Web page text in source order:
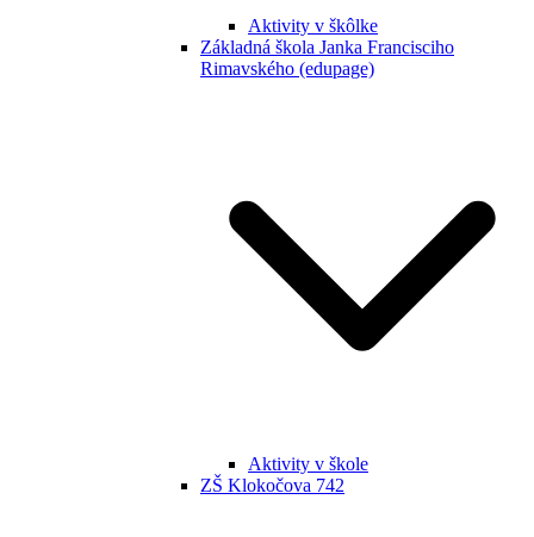
Aktivity v škôlke
Základná škola Janka Francisciho
Rimavského (edupage)
Aktivity v škole
ZŠ Klokočova 742